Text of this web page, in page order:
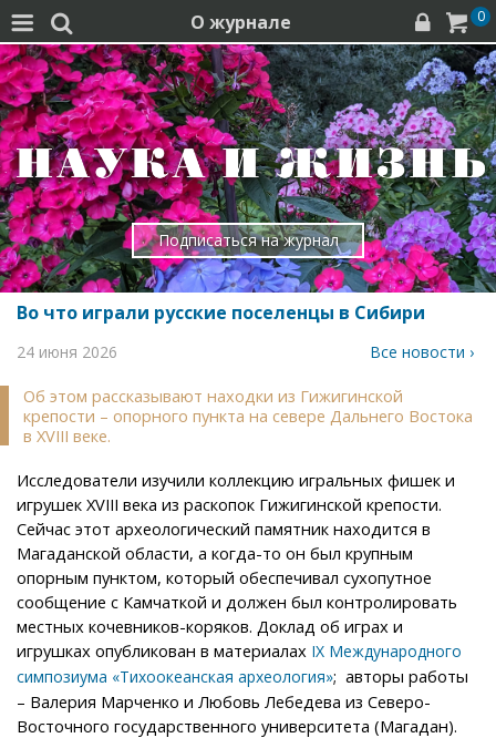
  О журнале   0
Подписаться на журнал
Во что играли русские поселенцы в Сибири
24 июня 2026 Все новости ›
Об этом рассказывают находки из Гижигинской
крепости – опорного пункта на севере Дальнего Востока
в XVIII веке.
Исследователи изучили коллекцию игральных фишек и
игрушек XVIII века из раскопок Гижигинской крепости.
Сейчас этот археологический памятник находится в
Магаданской области, а когда-то он был крупным
опорным пунктом, который обеспечивал сухопутное
сообщение с Камчаткой и должен был контролировать
местных кочевников-коряков. Доклад об играх и
игрушках опубликован в материалах IX Международного
симпозиума «Тихоокеанская археология»; авторы работы
– Валерия Марченко и Любовь Лебедева из Северо-
Восточного государственного университета (Магадан).